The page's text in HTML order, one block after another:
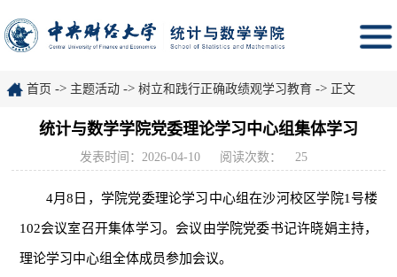
首页 -> 主题活动 -> 树立和践行正确政绩观学习教育 -> 正文
统计与数学学院党委理论学习中心组集体学习
发表时间：2026-04-10 阅读次数： 25
4月8日，学院党委理论学习中心组在沙河校区学院1号楼
102会议室召开集体学习。会议由学院党委书记许晓娟主持，
理论学习中心组全体成员参加会议。